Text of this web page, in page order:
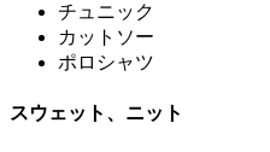
チュニック
カットソー
ポロシャツ
スウェット、ニット